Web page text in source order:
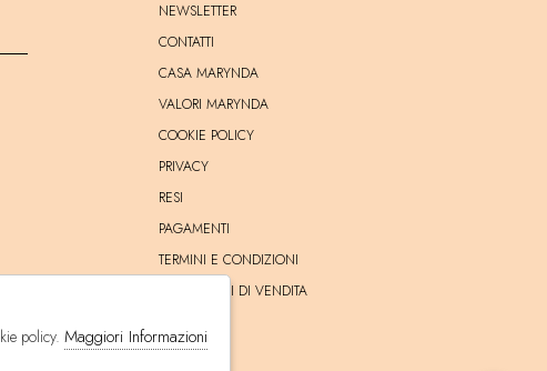
NEWSLETTER
CONTATTI
CASA MARYNDA
VALORI MARYNDA
COOKIE POLICY
PRIVACY
RESI
PAGAMENTI
TERMINI E CONDIZIONI
CONDIZIONI DI VENDITA
policy. Maggiori Informazioni